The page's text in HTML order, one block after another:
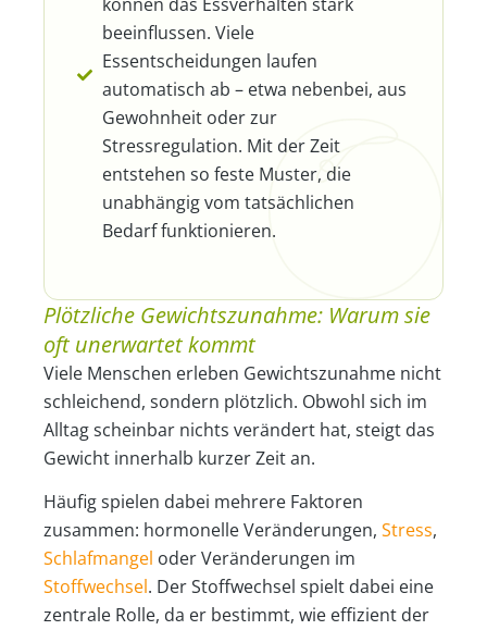
beeinflussen. Viele
Essentscheidungen laufen
automatisch ab – etwa nebenbei, aus
Gewohnheit oder zur
Stressregulation. Mit der Zeit
entstehen so feste Muster, die
unabhängig vom tatsächlichen
Bedarf funktionieren.
Plötzliche Gewichtszunahme: Warum sie
oft unerwartet kommt
Viele Menschen erleben Gewichtszunahme nicht
schleichend, sondern plötzlich. Obwohl sich im
Alltag scheinbar nichts verändert hat, steigt das
Gewicht innerhalb kurzer Zeit an.
Häufig spielen dabei mehrere Faktoren
zusammen: hormonelle Veränderungen, Stress,
Schlafmangel oder Veränderungen im
Stoffwechsel. Der Stoffwechsel spielt dabei eine
zentrale Rolle, da er bestimmt, wie effizient der